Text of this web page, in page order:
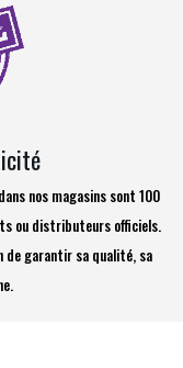
nos magasins sont 100
ou distributeurs officiels.
de garantir sa qualité, sa